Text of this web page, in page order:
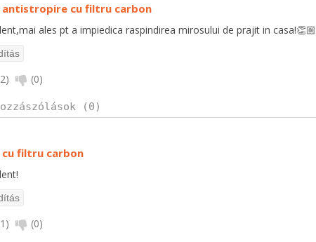
antistropire cu filtru carbon
ales pt a impiedica raspindirea mirosului de prajit in casa!👏🏼
2) (0)
(0)
cu filtru carbon
1 ) (0)